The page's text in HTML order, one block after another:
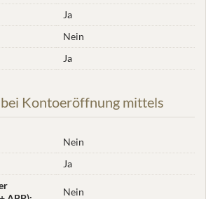
Ja
Nein
Ja
Kontoeröffnung mittels
Nein
Ja
Nein